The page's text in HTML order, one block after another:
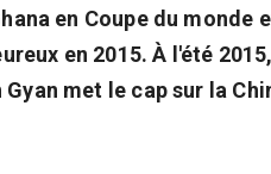
en Coupe du monde
en 2015. À l'été
met le cap sur la